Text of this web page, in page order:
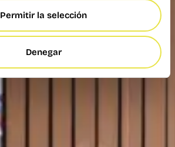
Permitir la selección
Denegar